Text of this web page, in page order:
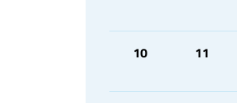
10 11